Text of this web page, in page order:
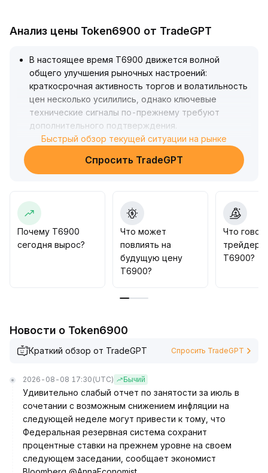
Анализ цены Token6900 от TradeGPT
В настоящее время T6900 движется волной
общего улучшения рыночных настроений:
краткосрочная активность торгов и волатильность
цен несколько усилились, однако ключевые
технические сигналы по-прежнему требуют
дополнительного подтверждения
Инвесторам рекомендуется гибко распределять
небольшие позиции в зависимости от тестирования
предыдущих максимумов и пробоев на
разворота тренда
Для устойчивого среднесрочного и долгосрочного
роста нужны подтверждения в виде
существенного прогресса проекта, продуктов и
команды, поэтому сейчас не стоит входить
крупными позициями в расчёте на дальнейший
Следует сохранять гибкость позиций и
Быстрый обзор текущей ситуации на рынке
Спросить TradeGPT
Почему T6900
сегодня вырос?
Что может
повлиять на
будущую цену
T6900?
Что
трейдеры
T6900?
Новости о Token6900
Краткий обзор от TradeGPT Спросить TradeGPT
2026-08-08 17:30 (UTC) Бычий
Удивительно слабый отчет по занятости за июль в
сочетании с возможным снижением инфляции на
следующей неделе могут привести к тому, что
Федеральная резервная система сохранит
процентные ставки на прежнем уровне на своем
следующем заседании, сообщает экономист